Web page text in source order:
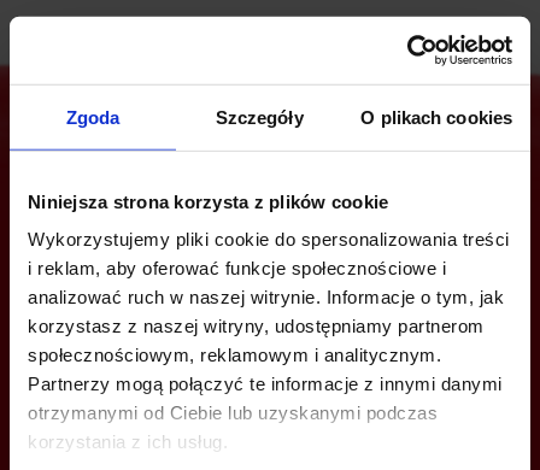
Zgoda Szczegóły O plikach cookies
Niniejsza strona korzysta z plików cookie
Wykorzystujemy pliki cookie do spersonalizowania treści
i reklam, aby oferować funkcje społecznościowe i
analizować ruch w naszej witrynie. Informacje o tym, jak
korzystasz z naszej witryny, udostępniamy partnerom
społecznościowym, reklamowym i analitycznym.
Partnerzy mogą połączyć te informacje z innymi danymi
otrzymanymi od Ciebie lub uzyskanymi podczas
korzystania z ich usług.
Are you interested in this offer?
CALL US AND FIND OUT MORE
+48 22 167 04 00
info@officefinder.pl